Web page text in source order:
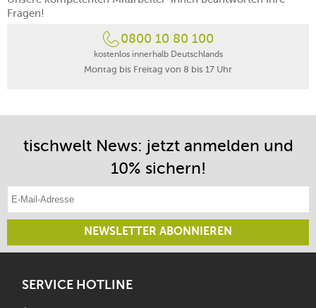
Fragen!
0800 10 80 100
kostenlos innerhalb Deutschlands
Montag bis Freitag von 8 bis 17 Uhr
tischwelt News: jetzt anmelden und
10% sichern!
NEWSLETTER ABONNIEREN
SERVICE HOTLINE